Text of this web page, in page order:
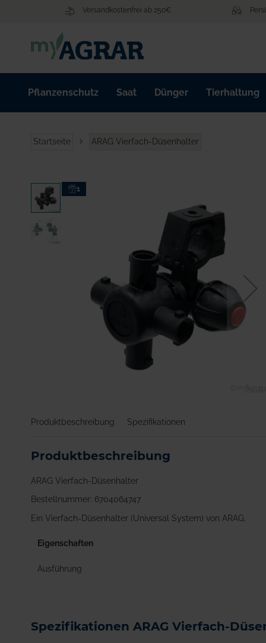
Versandkostenfrei ab 250€
Pflanzenschutz Saat Dünger Tierhaltung
Startseite ARAG Vierfach-Düsenhalter
Zum
Ende
der
Bildgalerie
springen
1
der
springen
Produktbeschreibung Spezifikationen
Produktbeschreibung
ARAG Vierfach-Düsenhalter
Bestellnummer: 6704064747
Ein Vierfach-Düsenhalter (Universal System) von ARAG.
Eigenschaften
Ausführung
Spezifikationen ARAG Vierfach-